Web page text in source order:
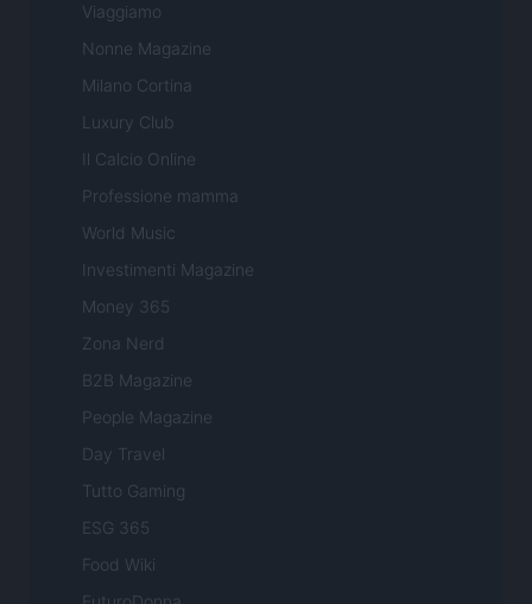
Viaggiamo
Nonne Magazine
Milano Cortina
Luxury Club
Il Calcio Online
Professione mamma
World Music
Investimenti Magazine
Money 365
Zona Nerd
B2B Magazine
People Magazine
Day Travel
Tutto Gaming
ESG 365
Food Wiki